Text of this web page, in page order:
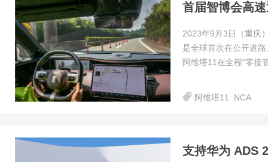
首届智博会高
2023年9月3日（重庆
是全球首次在公开道
阿维塔11在全程“零接
阿维塔11 NCA
支持华为 ADS